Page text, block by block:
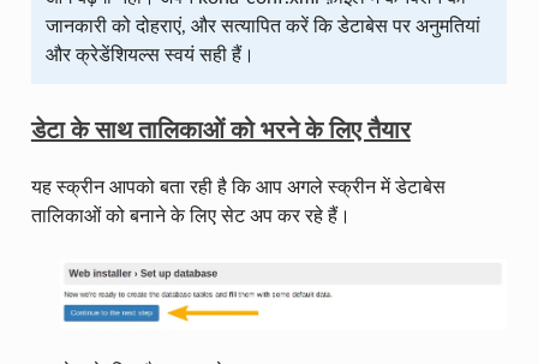
जानकारी को दोहराएं, और सत्यापित करें कि डेटाबेस पर अनुमतियां
और क्रेडेंशियल्स स्वयं सही हैं।
डेटा के साथ तालिकाओं को भरने के लिए तैयार
यह स्क्रीन आपको बता रही है कि आप अगले स्क्रीन में डेटाबेस
तालिकाओं को बनाने के लिए सेट अप कर रहे हैं।